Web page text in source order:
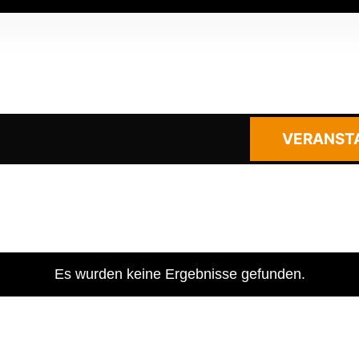
Hinweis
Es wurden keine Ergebnisse gefunden.